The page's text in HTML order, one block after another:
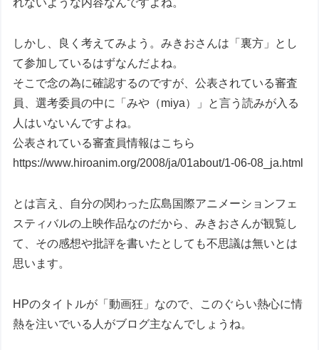
れないような内容なんですよね。
しかし、良く考えてみよう。みきおさんは「裏方」とし
て参加しているはずなんだよね。
そこで念の為に確認するのですが、公表されている審査
員、選考委員の中に「みや（miya）」と言う読みが入る
人はいないんですよね。
公表されている審査員情報はこちら
https://www.hiroanim.org/2008/ja/01about/1-06-08_ja.html
とは言え、自分の関わった広島国際アニメーションフェ
スティバルの上映作品なのだから、みきおさんが観覧し
て、その感想や批評を書いたとしても不思議は無いとは
思います。
HPのタイトルが「動画狂」なので、このぐらい熱心に情
熱を注いでいる人がブログ主なんでしょうね。